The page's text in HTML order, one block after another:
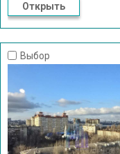
Открыть
Выбор